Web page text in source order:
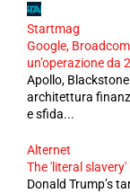
Startmag
Google,
un’operazione da
Apollo,
architettura
e sfida...
Alternet
The 'literal
Donald Trump’s